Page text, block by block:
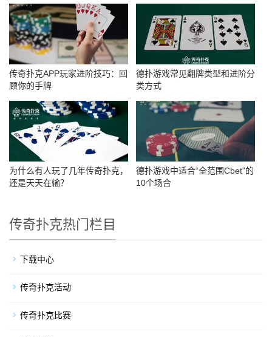
传奇扑克APP玩家进阶技巧：回
顾你的手牌
德扑游戏常见翻牌类型和进阶分
类方式
为什么有人玩了几年传奇扑克，
还是天天在输？
德扑游戏中适合“全范围Cbet”的
10个场合
传奇扑克热门栏目
下载中心
传奇扑克活动
传奇扑克比赛